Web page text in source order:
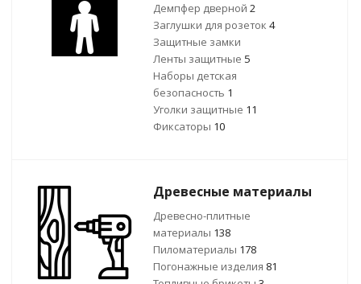
Демпфер дверной 2
Заглушки для розеток 4
Защитные замки
Ленты защитные 5
Наборы детская
безопасность 1
Уголки защитные 11
Фиксаторы 10
Древесные материалы
Древесно-плитные
материалы 138
Пиломатериалы 178
Погонажные изделия 81